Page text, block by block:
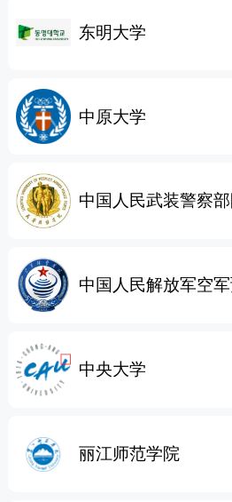
东明大学
中原大学
中国人民武装警察
中国人民解放军空
中央大学
丽江师范学院